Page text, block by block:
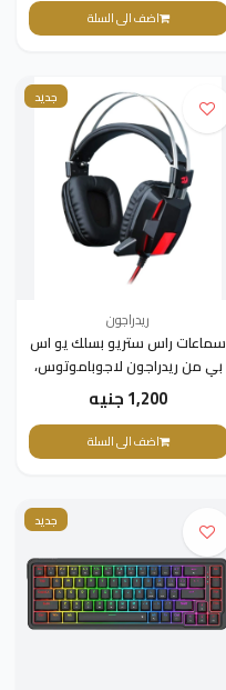
اضف الى السلة
جديد
ريدراجون
سماعات راس ستريو بسلك يو اس
بي من ريدراجون لاجوباموتوس،
اسود/احمر - H201
1,200 جنيه
اضف الى السلة
جديد